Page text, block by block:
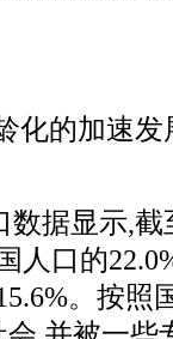
化的加速
据显示,截
人口的
。按照